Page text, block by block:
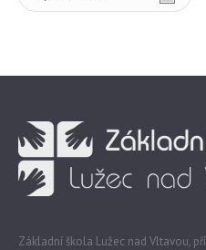
Základní škola Lužec nad Vltavou,